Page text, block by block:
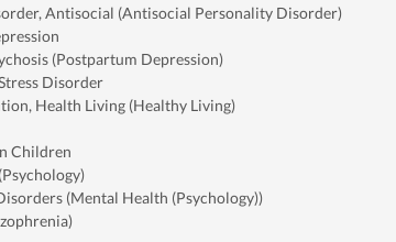
Antisocial (Antisocial Personality Disorder)
(Postpartum Depression)
Disorder
Health Living (Healthy Living)
Children
(Mental Health (Psychology))